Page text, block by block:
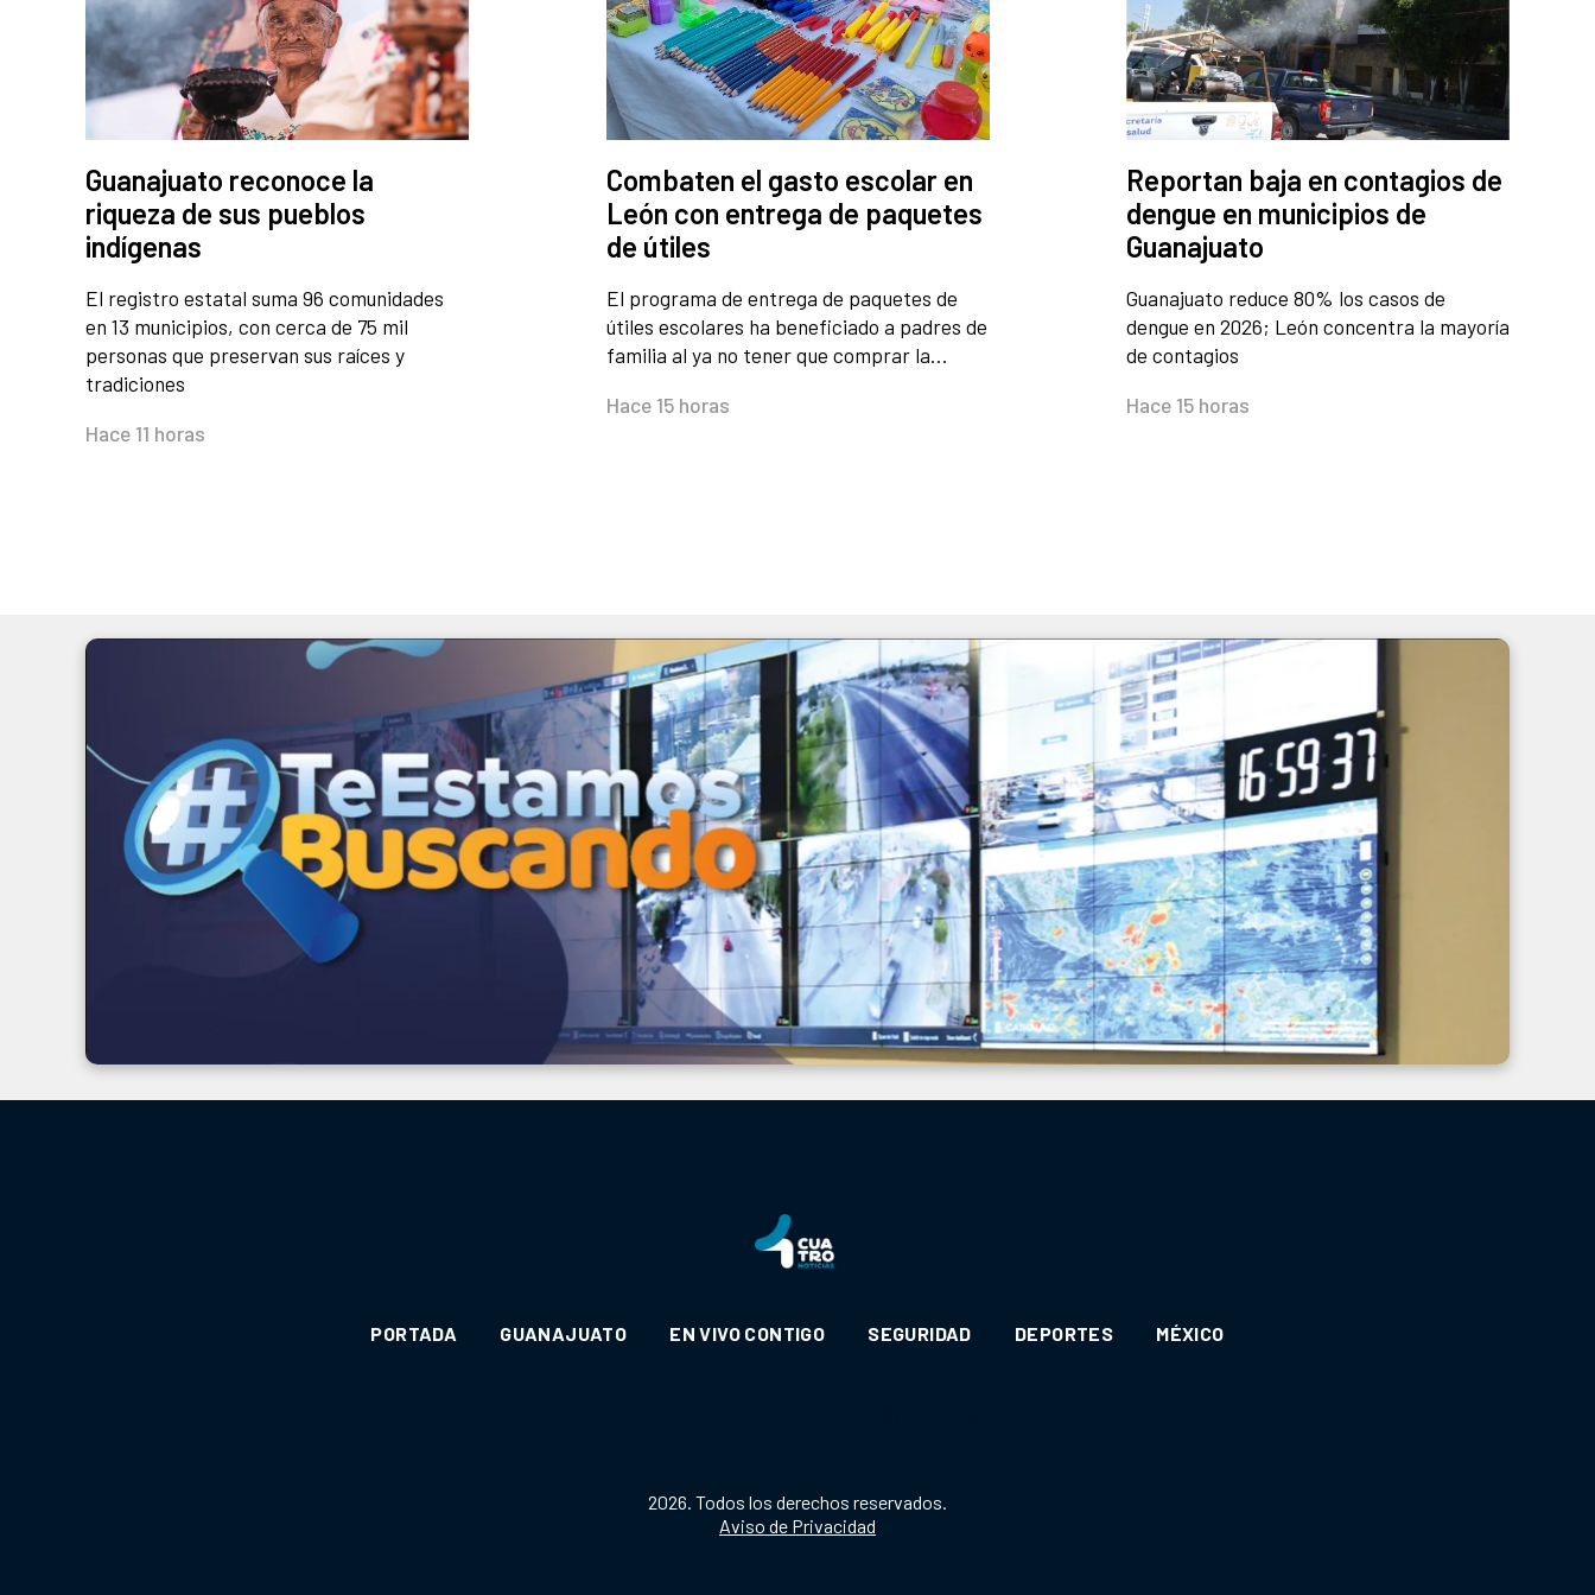
Guanajuato reconoce la
riqueza de sus pueblos
indígenas
El registro estatal suma 96 comunidades
en 13 municipios, con cerca de 75 mil
personas que preservan sus raíces y
tradiciones
Hace 11 horas
Combaten el gasto escolar en
León con entrega de paquetes
de útiles
El programa de entrega de paquetes de
útiles escolares ha beneficiado a padres de
familia al ya no tener que comprar la…
Hace 15 horas
Reportan baja en contagios de
dengue en municipios de
Guanajuato
Guanajuato reduce 80% los casos de
dengue en 2026; León concentra la mayoría
de contagios
Hace 15 horas
PORTADA GUANAJUATO EN VIVO CONTIGO SEGURIDAD DEPORTES MÉXICO
2026. Todos los derechos reservados.
Aviso de Privacidad